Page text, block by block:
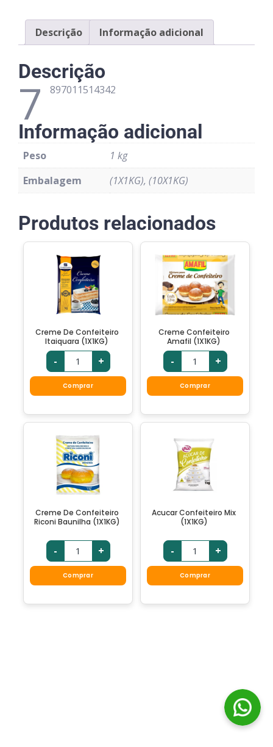
Descrição Informação adicional
Descrição
7 897011514342
Informação adicional
Peso
1 kg
Embalagem
(1X1KG), (10X1KG)
Produtos relacionados
Creme De Confeiteiro
Itaiquara (1X1KG)
- +
Comprar
Creme Confeiteiro
Amafil (1X1KG)
- +
Comprar
Creme De Confeiteiro
Riconi Baunilha (1X1KG)
- +
Comprar
Acucar Confeiteiro Mix
(1X1KG)
- +
Comprar